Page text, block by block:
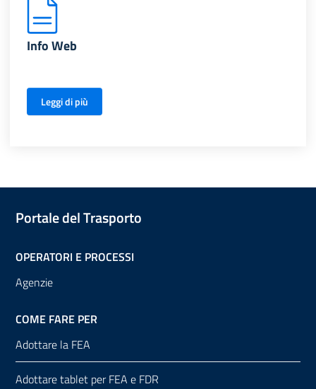
Info Web
Leggi di più
Portale del Trasporto
OPERATORI E PROCESSI
Agenzie
COME FARE PER
Adottare la FEA
Adottare tablet per FEA e FDR